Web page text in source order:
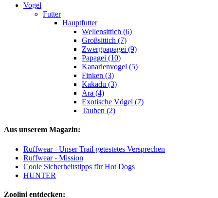
Vogel
Futter
Hauptfutter
Wellensittich (6)
Großsittich (7)
Zwergpapagei (9)
Papagei (10)
Kanarienvogel (5)
Finken (3)
Kakadu (3)
Ara (4)
Exotische Vögel (7)
Tauben (2)
Aus unserem Magazin:
Ruffwear - Unser Trail-getestetes Versprechen
Ruffwear - Mission
Coole Sicherheitstipps für Hot Dogs
HUNTER
Zoolini entdecken: